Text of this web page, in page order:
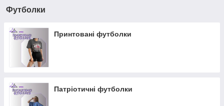
Футболки
Принтовані футболки
Патріотичні футболки